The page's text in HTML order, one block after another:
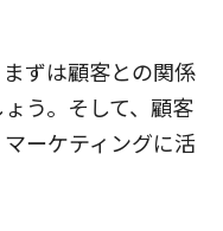
ずは顧客との関係
う。そして、顧客
ーケティングに活